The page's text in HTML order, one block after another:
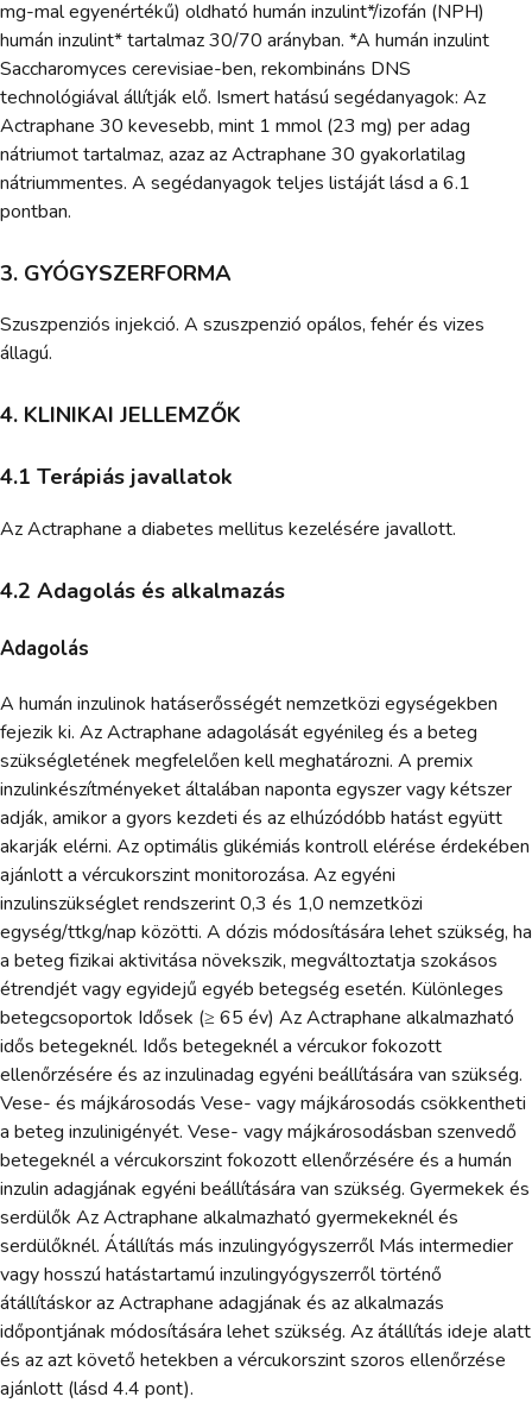
mg-mal egyenértékű) oldható humán inzulint*/izofán (NPH)
humán inzulint* tartalmaz 30/70 arányban. *A humán inzulint
Saccharomyces cerevisiae-ben, rekombináns DNS
technológiával állítják elő. Ismert hatású segédanyagok: Az
Actraphane 30 kevesebb, mint 1 mmol (23 mg) per adag
nátriumot tartalmaz, azaz az Actraphane 30 gyakorlatilag
nátriummentes. A segédanyagok teljes listáját lásd a 6.1
pontban.
3. GYÓGYSZERFORMA
Szuszpenziós injekció. A szuszpenzió opálos, fehér és vizes
állagú.
4. KLINIKAI JELLEMZŐK
4.1 Terápiás javallatok
Az Actraphane a diabetes mellitus kezelésére javallott.
4.2 Adagolás és alkalmazás
Adagolás
A humán inzulinok hatáserősségét nemzetközi egységekben
fejezik ki. Az Actraphane adagolását egyénileg és a beteg
szükségletének megfelelően kell meghatározni. A premix
inzulinkészítményeket általában naponta egyszer vagy kétszer
adják, amikor a gyors kezdeti és az elhúzódóbb hatást együtt
akarják elérni. Az optimális glikémiás kontroll elérése érdekében
ajánlott a vércukorszint monitorozása. Az egyéni
inzulinszükséglet rendszerint 0,3 és 1,0 nemzetközi
egység/ttkg/nap közötti. A dózis módosítására lehet szükség, ha
a beteg fizikai aktivitása növekszik, megváltoztatja szokásos
étrendjét vagy egyidejű egyéb betegség esetén. Különleges
betegcsoportok Idősek (≥ 65 év) Az Actraphane alkalmazható
idős betegeknél. Idős betegeknél a vércukor fokozott
ellenőrzésére és az inzulinadag egyéni beállítására van szükség.
Vese- és májkárosodás Vese- vagy májkárosodás csökkentheti
a beteg inzulinigényét. Vese- vagy májkárosodásban szenvedő
betegeknél a vércukorszint fokozott ellenőrzésére és a humán
inzulin adagjának egyéni beállítására van szükség. Gyermekek és
serdülők Az Actraphane alkalmazható gyermekeknél és
serdülőknél. Átállítás más inzulingyógyszerről Más intermedier
vagy hosszú hatástartamú inzulingyógyszerről történő
átállításkor az Actraphane adagjának és az alkalmazás
időpontjának módosítására lehet szükség. Az átállítás ideje alatt
és az azt követő hetekben a vércukorszint szoros ellenőrzése
ajánlott (lásd 4.4 pont).